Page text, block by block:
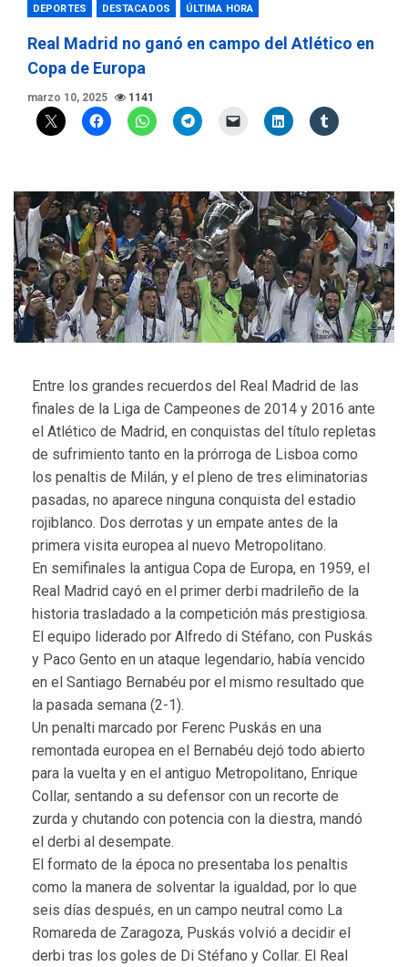
DEPORTES DESTACADOS ÚLTIMA HORA
Real Madrid no ganó en campo del Atlético en
Copa de Europa
marzo 10, 2025 1141
Entre los grandes recuerdos del Real Madrid de las
finales de la Liga de Campeones de 2014 y 2016 ante
el Atlético de Madrid, en conquistas del título repletas
de sufrimiento tanto en la prórroga de Lisboa como
los penaltis de Milán, y el pleno de tres eliminatorias
pasadas, no aparece ninguna conquista del estadio
rojiblanco. Dos derrotas y un empate antes de la
primera visita europea al nuevo Metropolitano.
En semifinales la antigua Copa de Europa, en 1959, el
Real Madrid cayó en el primer derbi madrileño de la
historia trasladado a la competición más prestigiosa.
El equipo liderado por Alfredo di Stéfano, con Puskás
y Paco Gento en un ataque legendario, había vencido
en el Santiago Bernabéu por el mismo resultado que
la pasada semana (2-1).
Un penalti marcado por Ferenc Puskás en una
remontada europea en el Bernabéu dejó todo abierto
para la vuelta y en el antiguo Metropolitano, Enrique
Collar, sentando a su defensor con un recorte de
zurda y chutando con potencia con la diestra, mandó
el derbi al desempate.
El formato de la época no presentaba los penaltis
como la manera de solventar la igualdad, por lo que
seis días después, en un campo neutral como La
Romareda de Zaragoza, Puskás volvió a decidir el
derbi tras los goles de Di Stéfano y Collar. El Real